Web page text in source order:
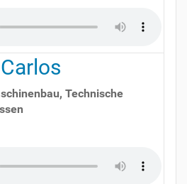
Carlos
,Technische